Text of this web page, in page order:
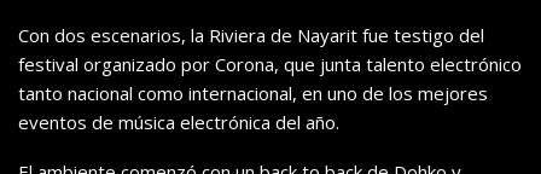
Con dos escenarios, la Riviera de Nayarit fue testigo del
festival organizado por Corona, que junta talento electrónico
tanto nacional como internacional, en uno de los mejores
eventos de música electrónica del año.